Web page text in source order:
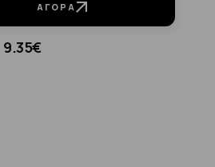
ΑΓΟΡΆ
9.35€